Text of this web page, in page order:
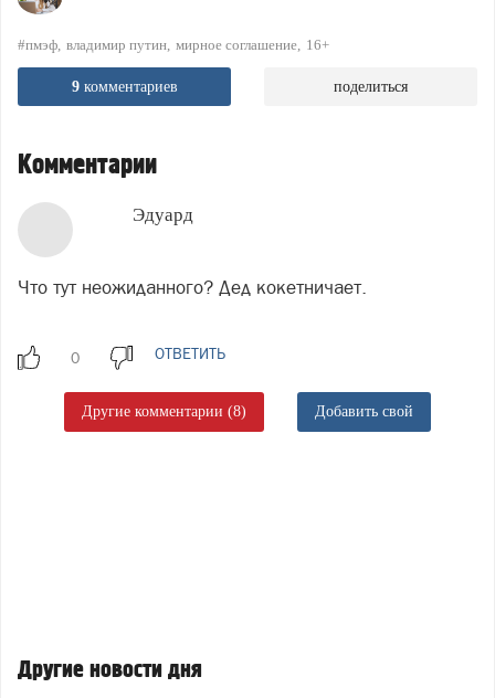
#пмэф владимир путин мирное соглашение 16+
9комментариев поделиться
Комментарии
Эдуард
Что тут неожиданного? Дед кокетничает.
ОТВЕТИТЬ
Другие комментарии (8) Добавить свой
Другие новости дня